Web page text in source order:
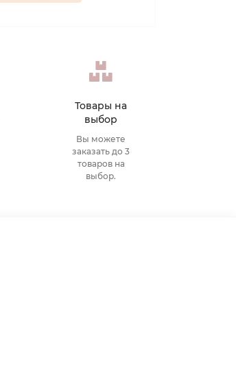
Товары на
выбор
Вы можете
заказать до 3
товаров на
выбор.